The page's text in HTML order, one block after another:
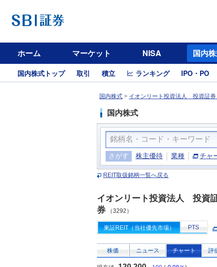
ホーム マーケット NISA 国内
国内株式トップ 取引 積立 ランキング IPO・PO
国内株式 > イオンリート投資法人 投資証
国内株式
さがす 株主優待 業種 チャ
REIT取扱銘柄一覧へ戻る
イオンリート投資法人 投資
券 （3292）
東証REIT（当社優先市場） PTS
株価 ニュース チャート 評